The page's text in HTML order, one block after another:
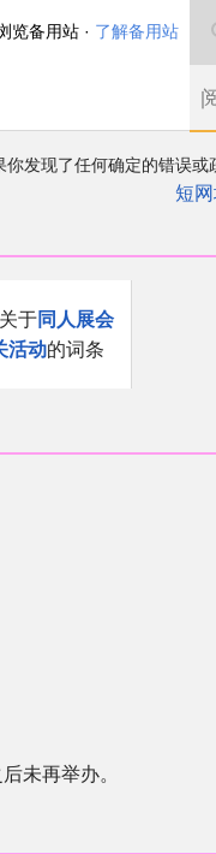
发现了任何确定的错误或
这里，请点击右上角注册一
可以在
短
于同人展会
活动的词条
未再举办。
览备用站 · 了解备用站